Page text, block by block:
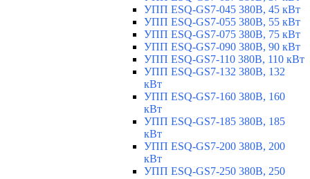
УПП ESQ-GS7-045 380В, 45 кВт
УПП ESQ-GS7-055 380В, 55 кВт
УПП ESQ-GS7-075 380В, 75 кВт
УПП ESQ-GS7-090 380В, 90 кВт
УПП ESQ-GS7-110 380В, 110 кВт
УПП ESQ-GS7-132 380В, 132
кВт
УПП ESQ-GS7-160 380В, 160
кВт
УПП ESQ-GS7-185 380В, 185
кВт
УПП ESQ-GS7-200 380В, 200
кВт
УПП ESQ-GS7-250 380В, 250